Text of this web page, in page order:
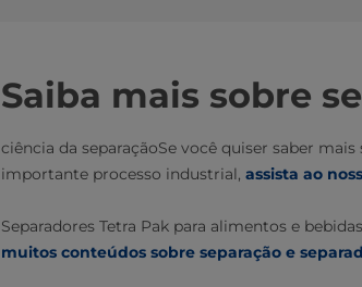
Saiba mais sobre
ciência da separaçãoSe você quiser saber
importante processo industrial, assista ao
Separadores Tetra Pak para alimentos e
muitos conteúdos sobre separação e